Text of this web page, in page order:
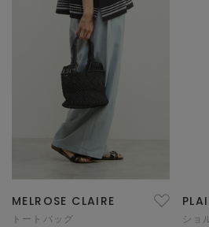
MELROSE CLAIRE
トートバッグ ショ